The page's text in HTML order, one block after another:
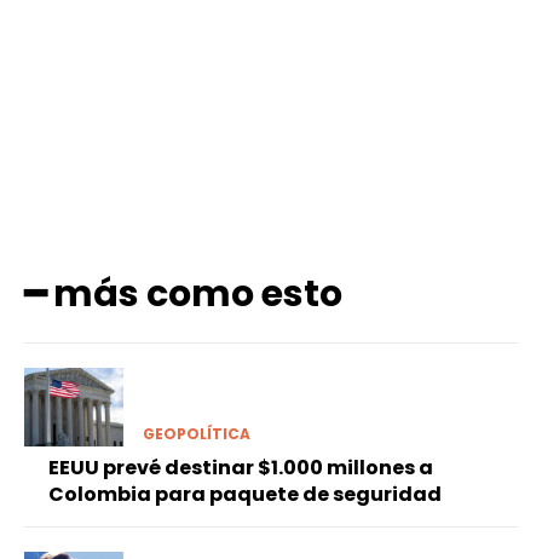
━ más como esto
GEOPOLÍTICA
EEUU prevé destinar $1.000 millones a
Colombia para paquete de seguridad